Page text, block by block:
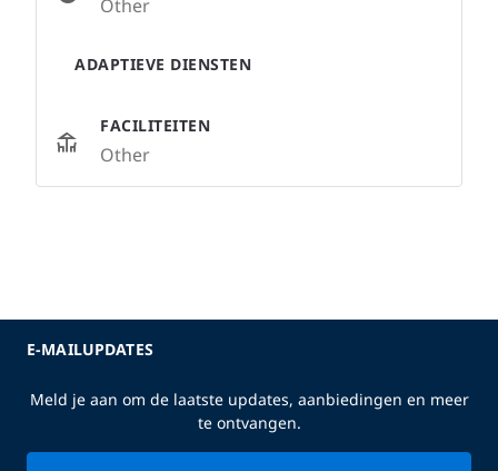
Other
ADAPTIEVE DIENSTEN
FACILITEITEN
Other
E-MAILUPDATES
Meld je aan om de laatste updates, aanbiedingen en meer
te ontvangen.